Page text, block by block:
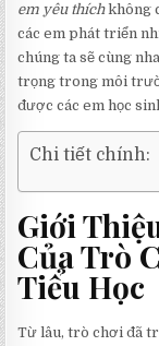
em yêu thíchkhông
các em phát triển
chúng ta sẽ cùng
trọng trong môi
được các em học
Chi tiết chính:
Giới
Của Trò
Tiểu Học
Từ lâu, trò chơi đã